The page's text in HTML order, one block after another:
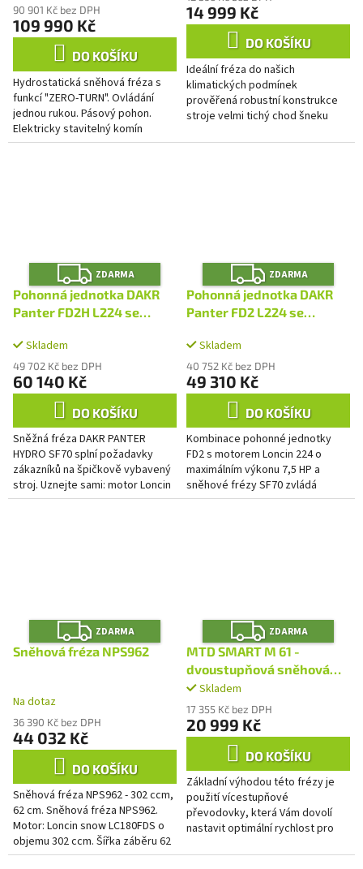
90 901 Kč bez DPH
109 990 Kč
DO KOŠÍKU
Hydrostatická sněhová fréza s
funkcí "ZERO-TURN". Ovládání
jednou rukou. Pásový pohon.
Elektricky stavitelný komín
výhozu. Elektrický start.
produktu
je
z
5
hvězdiček.
14 999 Kč
DO KOŠÍKU
Ideální fréza do našich
klimatických podmínek
prověřená robustní konstrukce
stroje velmi tichý chod šneku
čtvrtinu kratší než výkonově
Z
D
A
R
M
ZDARMA
Pohonná jednotka DAKR
Panter FD2H L224 se
Skladem
49 702 Kč bez DPH
60 140 Kč
DO KOŠÍKU
Sněžná fréza DAKR PANTER
HYDRO SF70 splní požadavky
zákazníků na špičkově vybavený
stroj. Uznejte sami: motor Loncin
224 s litinovou vložkou válce.
Z
D
A
R
M
ZDARMA
Pohonná jednotka DAKR
Panter FD2 L224 se
Skladem
40 752 Kč bez DPH
49 310 Kč
DO KOŠÍKU
Kombinace pohonné jednotky
FD2 s motorem Loncin 224 o
maximálním výkonu 7,5 HP a
sněhové frézy SF70 zvládá
odhazovat čerstvě napadlý
Z
D
A
R
ZDARMA
Sněhová fréza NPS962
Na dotaz
36 390 Kč bez DPH
44 032 Kč
DO KOŠÍKU
Sněhová fréza NPS962 - 302 ccm,
62 cm. Sněhová fréza NPS962.
Motor: Loncin snow LC180FDS o
objemu 302 ccm. Šířka záběru 62
cm, výkon 5,6 kW/9 HP, 3600
Z
D
A
R
M
ZDARMA
MTD SMART M 61 -
dvoustupňová sněhová
fréza
Průměrné
hodnocení
produktu
je
z
5
hvězdiček.
Skladem
17 355 Kč bez DPH
20 999 Kč
DO KOŠÍKU
Základní výhodou této frézy je
použití vícestupňové
převodovky, která Vám dovolí
nastavit optimální rychlost pro
Stroj má konstrukci s nízkým...